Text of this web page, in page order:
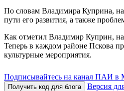
По словам Владимира Куприна,
пути его развития, а также
Как отметил Владимир Куприн, на
Теперь в каждом районе Пскова
культурные мероприятия.
Подписывайтесь на канал ПАИ в
Получить код для блога
Версия